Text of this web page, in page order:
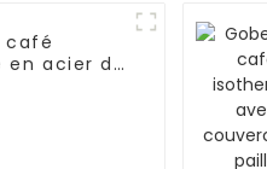
café
en acier de